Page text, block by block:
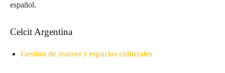
español.
Celcit Argentina
Gestión de teatros y espacios culturales